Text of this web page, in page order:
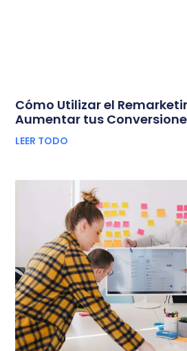
Cómo Utilizar el
Aumentar tus
LEER TODO